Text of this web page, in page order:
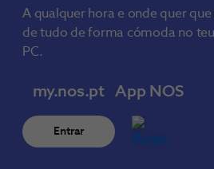
A qualquer hora e onde quer
de tudo de forma cómoda no
PC.
my.nos.pt
Entrar
App NOS